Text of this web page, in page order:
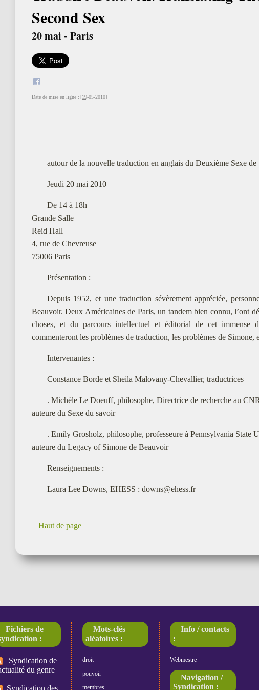
Second Sex
20 mai - Paris
Date de mise en ligne : [19-05-2010]
autour de la nouvelle traduction en anglais du Deuxième Sexe
Jeudi 20 mai 2010
De 14 à 18h
Grande Salle
Reid Hall
4, rue de Chevreuse
75006 Paris
Présentation :
Depuis 1952, et une traduction sévèrement appréciée,
Beauvoir. Deux Américaines de Paris, un tandem bien connu, l’ont
choses, et du parcours intellectuel et éditorial de cet immense
commenteront les problèmes de traduction, les problèmes de Simone,
Intervenantes :
Constance Borde et Sheila Malovany-Chevallier, traductrices
. Michèle Le Doeuff, philosophe, Directrice de recherche au
auteure du Sexe du savoir
. Emily Grosholz, philosophe, professeure à Pennsylvania State
auteure du Legacy of Simone de Beauvoir
Renseignements :
Laura Lee Downs, EHESS : downs@ehess.fr
Haut de page
Fichiers de
:
Syndication de
du genre
Syndication des
Mots-clés
aléatoires :
droit
pouvoir
membres
Info / contacts
:
Webmestre
Navigation /
Syndication :